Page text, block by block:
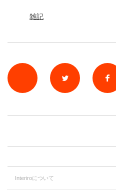
雑記
Twitter
Interiroについて